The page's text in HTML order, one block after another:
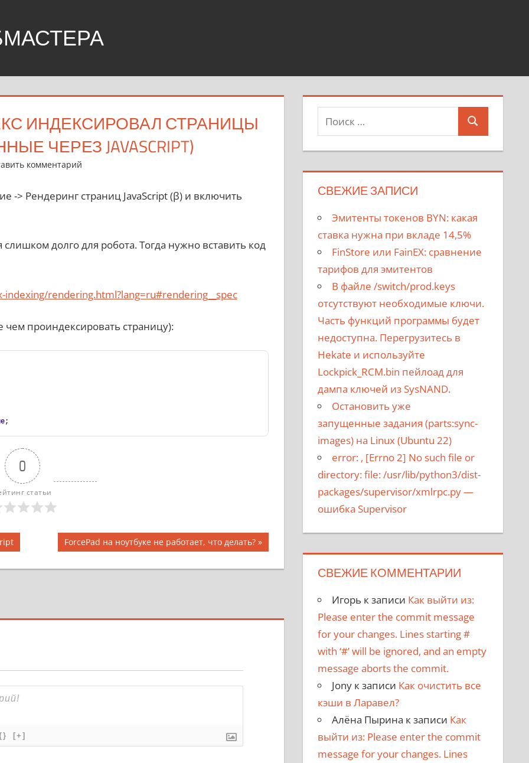
ИНДЕКСИРОВАЛ СТРАНИЦЫ
ЧЕРЕЗ JAVASCRIPT)
комментарий
-> Рендеринг страниц JavaScript (β) и включить
долго для робота. Тогда нужно вставить код
rendering.html?lang=ru#rendering__spec
проиндексировать страницу):
;
0
статьи
Следующая
запись:
ForcePad на ноутбуке не работает, что делать?
[+]
Поиск
для:
Поиск
СВЕЖИЕ ЗАПИСИ
Эмитенты токенов BYN: какая
ставка нужна при вкладе 14,5%
FinStore или FainEX: сравнение
тарифов для эмитентов
В файле /switch/prod.keys
отсутствуют необходимые ключи.
Часть функций программы будет
недоступна. Перегрузитесь в
Hekate и используйте
Lockpick_RCM.bin пейлоад для
дампа ключей из SysNAND.
Остановить уже
запущенные задания (parts:sync-
images) на Linux (Ubuntu 22)
error: , [Errno 2] No such file or
directory: file: /usr/lib/python3/dist-
packages/supervisor/xmlrpc.py—
ошибка Supervisor
СВЕЖИЕ КОММЕНТАРИИ
Игорь к записи Как выйти из:
Please enter the commit message
for your changes. Lines starting #
with ‘#’ will be ignored, and an empty
message aborts the commit.
Jony к записи Как очистить все
кэши в Ларавел?
Алёна Пырина к записи Как
выйти из: Please enter the commit
message for your changes. Lines